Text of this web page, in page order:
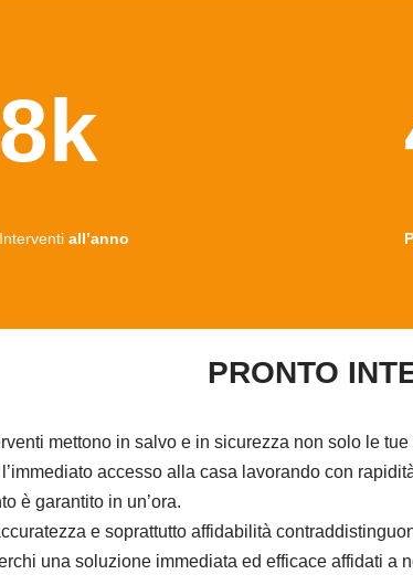
8k
Interventi all’anno
PRONTO
mettono in salvo e in sicurezza non solo le
accesso alla casa lavorando con
è garantito in un’ora.
e soprattutto affidabilità
una soluzione immediata ed efficace affidati a